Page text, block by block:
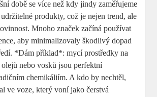
⁤době se více ​než kdy jindy zaměřujeme
produkty, což je nejen trend, ale
Mnoho značek ‍začíná používat
aby minimalizovaly škodlivý dopad
*Dám příklad*: mycí prostředky na
nebo​ vosků ​jsou⁤ perfektní
chemikáliím. A kdo‍ by nechtěl,
ve voze, který voní jako čerstvá